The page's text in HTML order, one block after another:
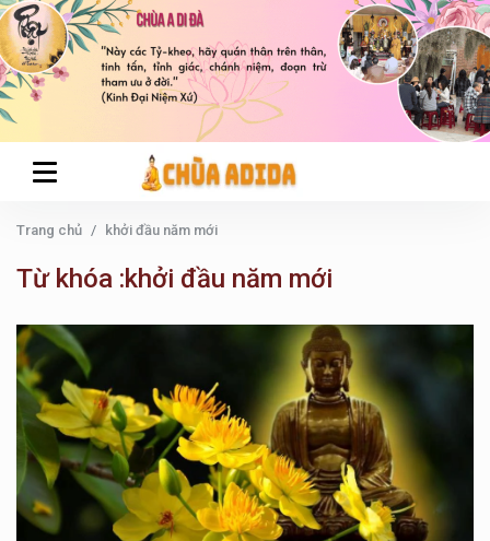
Trang chủ khởi đầu năm mới
Từ khóa :khởi đầu năm mới